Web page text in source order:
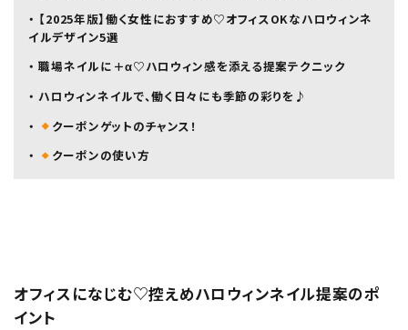
・ 【2025年版】働く女性におすすめ♡オフィスOKなハロウィンネ
イルデザイン5選
・ 職場ネイルに＋α♡ハロウィン感を添える提案テクニック
・ ハロウィンネイルで、働く日々にも季節の彩りを♪
・
クーポンゲットのチャンス！
・
クーポンの使い方
オフィスになじむ♡控えめハロウィンネイル提案のポ
イント